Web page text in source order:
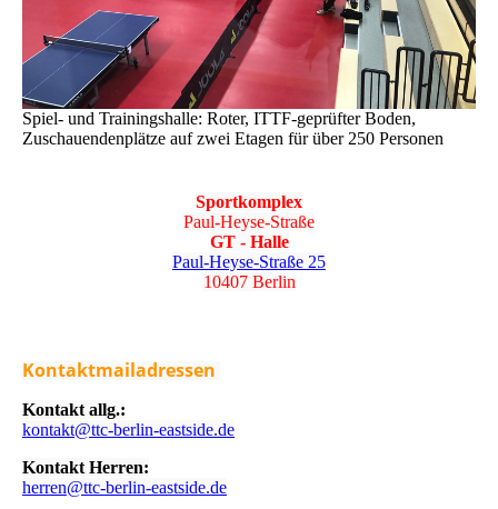
Spiel- und Trainingshalle: Roter, ITTF-geprüfter Boden,
Zuschauendenplätze auf zwei Etagen für über 250 Personen
Sportkomplex
Paul-Heyse-Straße
GT - Halle
Paul-Heyse-Straße 25
10407 Berlin
Kontaktmailadressen
Kontakt allg.:
kontakt@ttc-berlin-eastside.de
Kontakt Herren:
herren@ttc-berlin-eastside.de